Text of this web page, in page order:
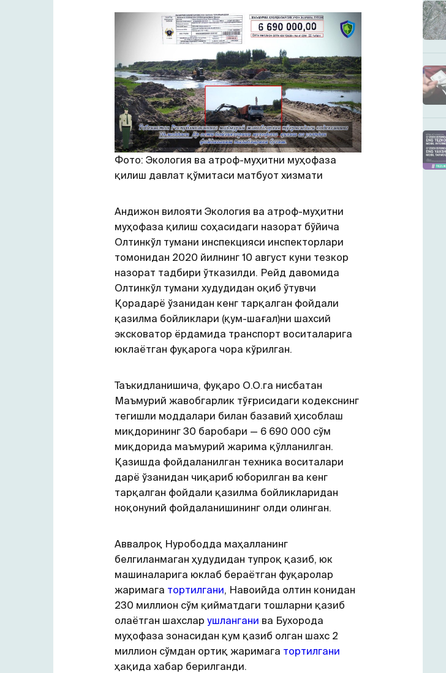
Фото: Экология ва атроф-муҳитни муҳофаза
қилиш давлат қўмитаси матбуот хизмати
Андижон вилояти Экология ва атроф-муҳитни
муҳофаза қилиш соҳасидаги назорат бўйича
Олтинкўл тумани инспекцияси инспекторлари
томонидан 2020 йилнинг 10 август куни тезкор
назорат тадбири ўтказилди. Рейд давомида
Олтинкўл тумани худудидан оқиб ўтувчи
Қорадарё ўзанидан кенг тарқалган фойдали
қазилма бойликлари (қум-шағал)ни шахсий
эксковатор ёрдамида транспорт воситаларига
юклаётган фуқарога чора кўрилган.
Таъкидланишича, фуқаро О.О.га нисбатан
Маъмурий жавобгарлик тўғрисидаги кодекснинг
тегишли моддалари билан базавий ҳисоблаш
миқдорининг 30 баробари — 6 690 000 сўм
миқдорида маъмурий жарима қўлланилган.
Қазишда фойдаланилган техника воситалари
дарё ўзанидан чиқариб юборилган ва кенг
тарқалган фойдали қазилма бойликларидан
ноқонуний фойдаланишининг олди олинган.
Аввалроқ Нурободда маҳалланинг
белгиланмаган ҳудудидан тупроқ қазиб, юк
машиналарига юклаб бераётган фуқаролар
жаримага тортилгани, Навоийда олтин конидан
230 миллион сўм қийматдаги тошларни қазиб
олаётган шахслар ушлангани ва Бухорода
муҳофаза зонасидан қум қазиб олган шахс 2
миллион сўмдан ортиқ жаримага тортилгани
ҳақида хабар берилганди.